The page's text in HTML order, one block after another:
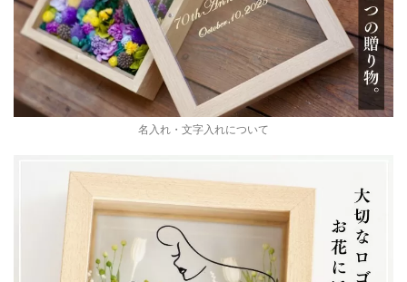
名入れ・文字入れについて